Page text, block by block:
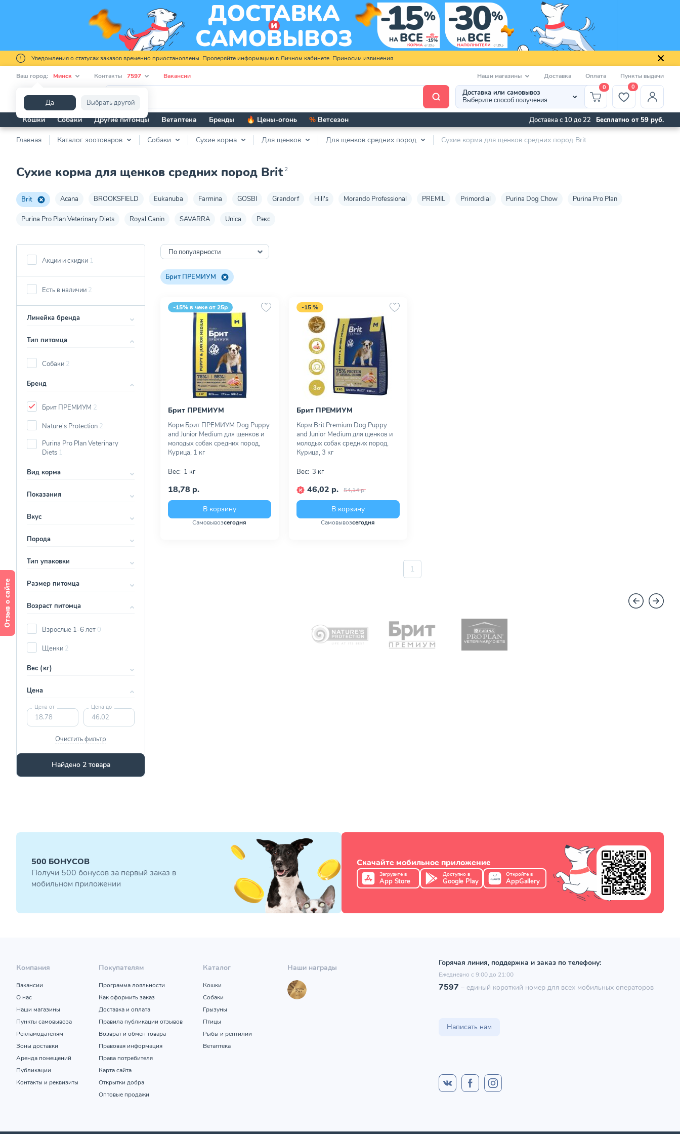
Уведомления о статусах заказов временно приостановлены. Проверяйте информацию в Личном кабинете. Приносим извинения.
Ваш город: Минск
Да Выбрать другой
Контакты 7597 Вакансии Наши магазины Доставка Оплата Пункты выдачи
Доставка или самовывоз
Выберите способ получения
0 0
Кошки Собаки Другие питомцы Ветаптека Бренды 🔥 Цены-огонь % Ветсезон Доставка с 10 до 22 Бесплатно от 59 руб.
Главная Каталог зоотоваров Собаки Сухие корма Для щенков Для щенков средних пород Сухие корма для щенков средних пород Brit
Сухие корма для щенков средних пород Brit 2
Brit Acana BROOKSFIELD Eukanuba Farmina GOSBI Grandorf Hill's Morando Professional PREMIL Primordial Purina Dog Chow Purina Pro Plan
Purina Pro Plan Veterinary Diets Royal Canin SAVARRA Unica Рэкс
Акции и скидки 1
Есть в наличии 2
Линейка бренда
Тип питомца
Собаки 2
Бренд
Брит ПРЕМИУМ 2
Nature's Protection 2
Purina Pro Plan Veterinary
Diets 1
Вид корма
Показания
Вкус
Порода
Тип упаковки
Размер питомца
Возраст питомца
Взрослые 1-6 лет 0
Щенки 2
Вес (кг)
Цена
Цена от Цена до
Найдено 2 товара
Очистить фильтр
По популярности
Брит ПРЕМИУМ
-15% в чеке от 25р
Брит ПРЕМИУМ
Корм Брит ПРЕМИУМ Dog Puppy
and Junior Medium для щенков и
молодых собак средних пород,
Курица, 1 кг
Вес: 1 кг
18,78 р.
В корзину
Самовывозсегодня
-15 %
Брит ПРЕМИУМ
Корм Brit Premium Dog Puppy
and Junior Medium для щенков и
молодых собак средних пород,
Курица, 3 кг
Вес: 3 кг
46,02 р. 54,14 р.
В корзину
Самовывозсегодня
1
500 БОНУСОВ
Получи 500 бонусов за первый заказ в
мобильном приложении
Скачайте мобильное приложение
Загрузите в
App Store
Доступно в
Google Play
Откройте в
AppGallery
Горячая линия, поддержка и заказ по телефону:
Ежедневно с 9:00 до 21:00
7597 – единый короткий номер для всех мобильных операторов
Написать нам
Компания
Вакансии
О нас
Наши магазины
Пункты самовывоза
Рекламодателям
Зоны доставки
Аренда помещений
Публикации
Контакты и реквизиты
Покупателям
Программа лояльности
Как оформить заказ
Доставка и оплата
Правила публикации отзывов
Возврат и обмен товара
Правовая информация
Права потребителя
Карта сайта
Открытки добра
Оптовые продажи
Каталог
Кошки
Собаки
Грызуны
Птицы
Рыбы и рептилии
Ветаптека
Наши награды
Отзыв о сайте